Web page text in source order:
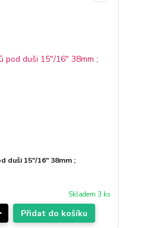
duši 15"/16" 38mm ;
Skladem 3 ks
Přidat do košíku